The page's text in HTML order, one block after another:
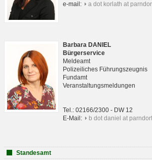
e-mail:
a dot korlath at
Barbara DANIEL
Bürgerservice
Meldeamt
Polizeiliches Führungszeugnis
Fundamt
Veranstaltungsmeldungen
Tel.: 02166/2300 - DW 12
E-Mail:
b dot daniel at
Standesamt